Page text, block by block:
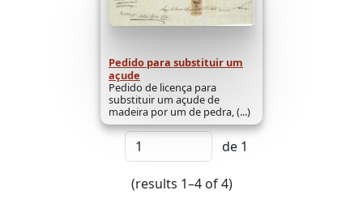
Pedido para substituir um
açude
Pedido de licença para
substituir um açude de
madeira por um de pedra, (...)
de 1
(results 1–4 of 4)